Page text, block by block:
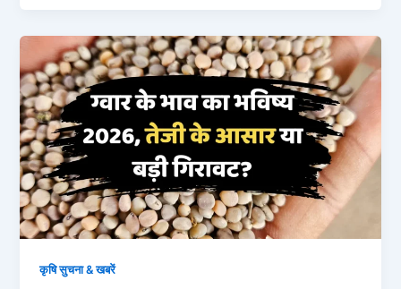
कृषि सुचना & खबरें